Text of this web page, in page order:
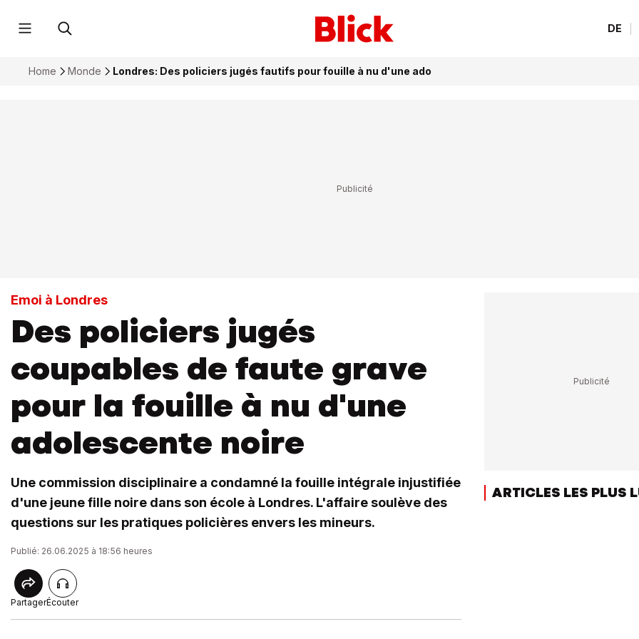
DE
Home Monde Londres: Des policiers jugés fautifs pour fouille à nu d'une ado
Emoi à Londres
Des policiers jugés
coupables de faute grave
pour la fouille à nu d'une
adolescente noire
Une commission disciplinaire a condamné la fouille intégrale injustifiée
d'une jeune fille noire dans son école à Londres. L'affaire soulève des
questions sur les pratiques policières envers les mineurs.
Publié: 26.06.2025 à 18:56 heures
PartagerÉcouter
ARTICLES LES PLUS